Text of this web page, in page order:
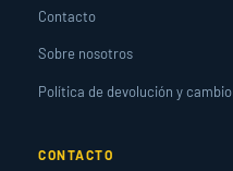
Contacto
Sobre nosotros
Política de devolución y cambio
CONTACTO